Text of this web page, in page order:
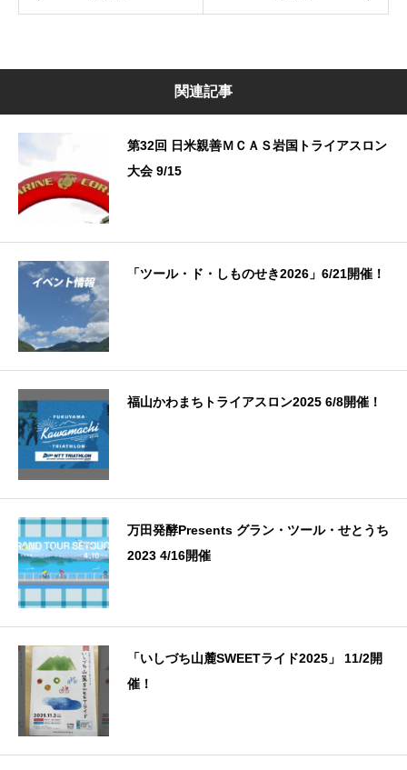
関連記事
第32回 日米親善ＭＣＡＳ岩国トライアスロン
大会 9/15
「ツール・ド・しものせき2026」6/21開催！
福山かわまちトライアスロン2025 6/8開催！
万田発酵Presents グラン・ツール・せとうち
2023 4/16開催
「いしづち山麓SWEETライド2025」 11/2開
催！